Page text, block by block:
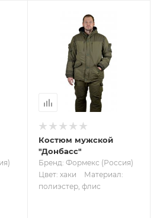
Костюм мужской
"Донбасс"
Бренд: Формекс (Россия)
Цвет: хаки
Материал:
полиэстер, флис